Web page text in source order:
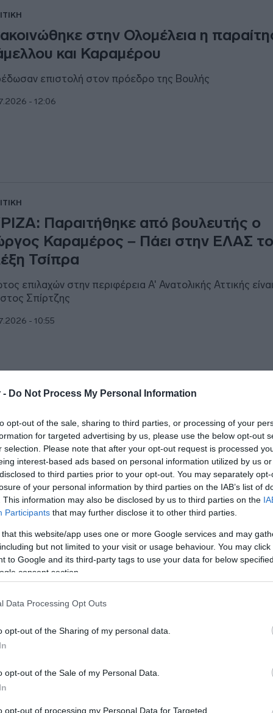
- Do Not Process My Personal Information
opt-out of the sale, sharing to third parties, or processing of your
for targeted advertising by us, please use the below opt-out
selection. Please note that after your opt-out request is processed
interest-based ads based on personal information utilized by us
to third parties prior to your opt-out. You may separately
of your personal information by third parties on the IAB’s list of
This information may also be disclosed by us to third parties on the
Participants that may further disclose it to other third parties.
that this website/app uses one or more Google services and may
but not limited to your visit or usage behaviour. You may
to Google and its third-party tags to use your data for below
consent section.
Data Processing Opt Outs
opt-out of the Sharing of my personal data.
opt-out of the Sale of my Personal Data.
opt-out of processing my Personal Data for Targeted
στην Ολομέλεια η
και Καραμέρου
επιστολή στον πρόεδρο της Βουλής
- 12:06
Παραιτήθηκε από βουλευτής ο
Καραμέρος – Πάει στην ΕΛΑΣ
Τσίπρα
επιλαχών στην περιφέρεια Α' Ανατολικής Αττικής
Σπίρτζης
- 10:55
Καραμέρος – “Ό,τι είπα το
εξουσία δεν είναι ιδιοκτησία αλλά παρακαταθήκη"
- 09:44
Καραμέρος: Το ακρωνύμιο ΕΛΑΣ
για την Αριστερά και την Ελλάδα
- 23:25